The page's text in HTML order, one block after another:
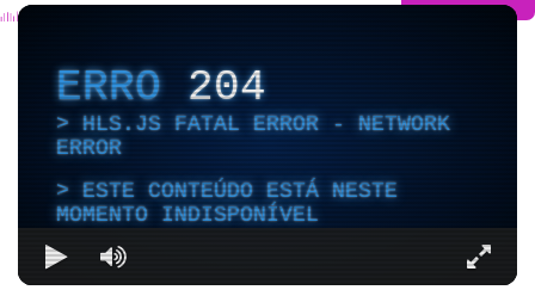
ERRO204
HLS.JS FATAL ERROR - NETWORK
ERROR
ESTE CONTEÚDO ESTÁ NESTE
MOMENTO INDISPONÍVEL